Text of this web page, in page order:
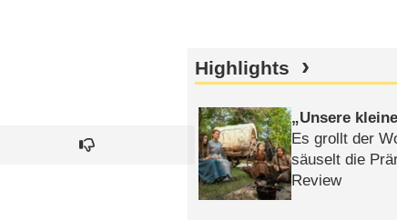
Highlights
Unsere
Es grollt der
säuselt die
Review